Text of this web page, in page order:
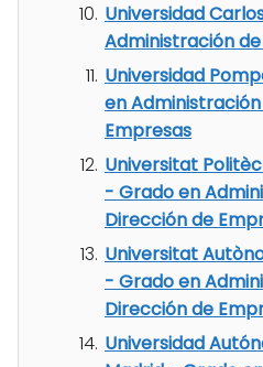
Universidad
Administración
Universidad
en
Empresas
Universitat
- Grado en
Dirección de
Universitat
- Grado en
Dirección de
Universidad